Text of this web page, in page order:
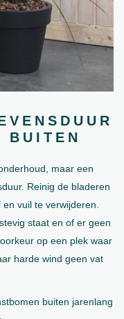
BUITEN
maar een
Reinig de bladeren
vuil te verwijderen.
staat en of er geen
op een plek waar
harde wind geen vat
buiten jarenlang